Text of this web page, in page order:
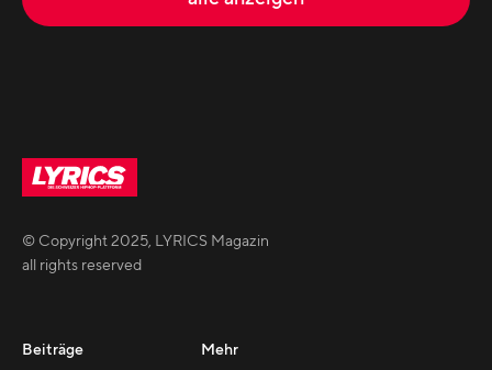
© Copyright2025, LYRICS Magazin
all rights reserved
Beiträge Mehr